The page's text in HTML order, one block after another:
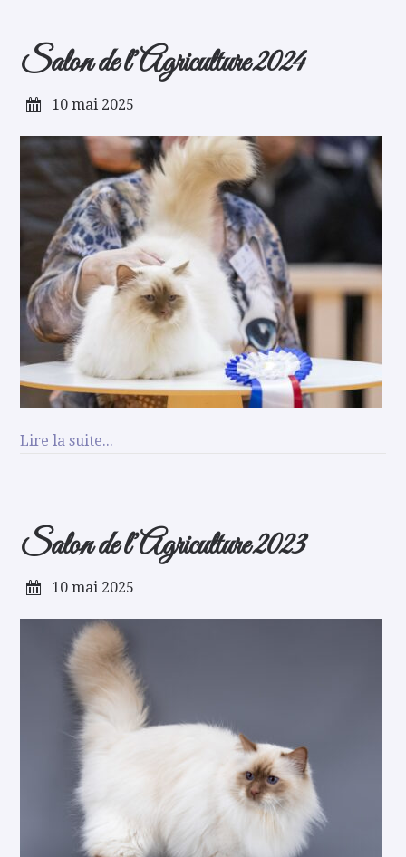
Salon de l’Agriculture 2024
10 mai 2025
Lire la suite...
Salon de l’Agriculture 2023
10 mai 2025